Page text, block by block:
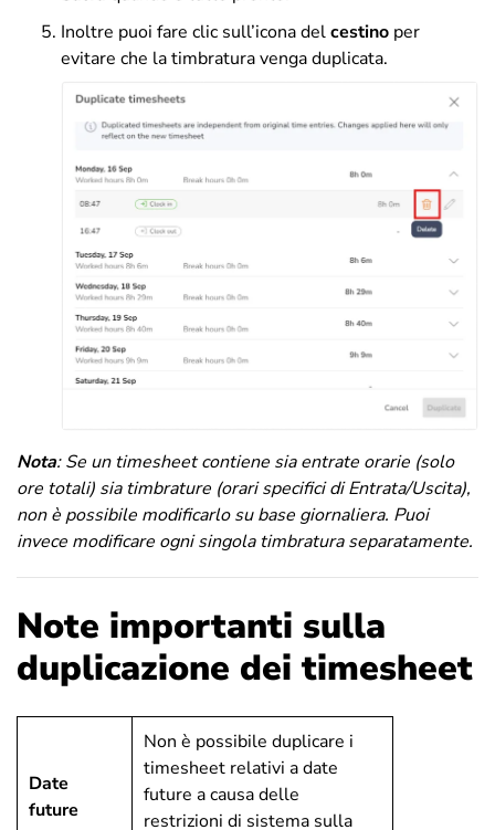
Inoltre puoi fare clic sull’iconadelcestino per
evitare che la timbratura venga duplicata.
Nota:Se un timesheet contiene sia entrate orarie (solo
ore totali) sia timbrature (orari specifici di Entrata/Uscita),
non è possibile modificarlo su base giornaliera. Puoi
invece modificare ogni singola timbratura separatamente.
Note importanti sulla
duplicazione dei timesheet
Date
future
Non è possibile duplicare i
timesheet relativi a date
future a causa delle
restrizioni di sistema sulla